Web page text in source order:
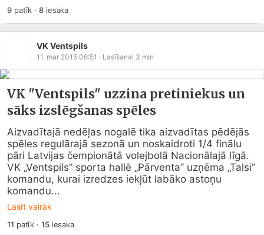
9patīk ·8iesaka
VK Ventspils
11. mar 2015 06:51 · Lasīšanai 3 min
VK "Ventspils" uzzina pretiniekus un
sāks izslēgšanas spēles
Aizvadītajā nedēļas nogalē tika aizvadītas pēdējās
spēles regulārajā sezonā un noskaidroti 1/4 finālu
pāri Latvijas čempionātā volejbolā Nacionālajā līgā.
VK „Ventspils” sporta hallē „Pārventa” uzņēma „Talsi”
komandu, kurai izredzes iekļūt labāko astoņu
komandu...
Lasīt vairāk
11 patīk · 15iesaka